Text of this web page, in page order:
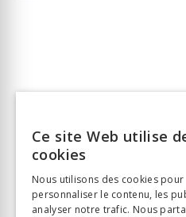
Ce site Web utilise
cookies
Nous utilisons des cookies pour
personnaliser le contenu, les
analyser notre trafic. Nous